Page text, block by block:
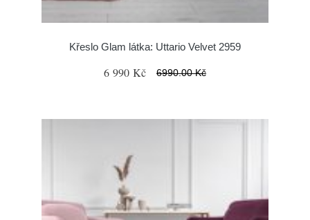
Křeslo Glam látka: Uttario Velvet 2959
6 990 Kč 6990.00 Kč